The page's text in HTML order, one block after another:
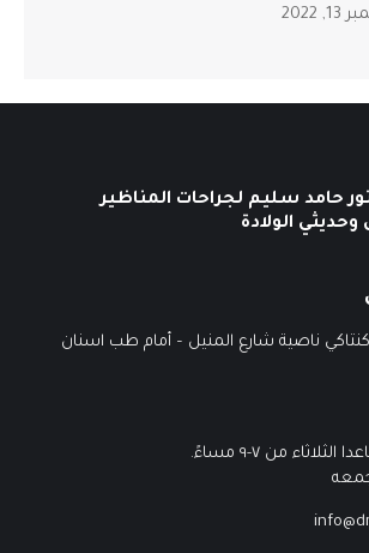
2022
حامد سليم لجراحات المناظير
الولادة
كنتاكي ناصية شارع المنيل – أمام طب اسنان